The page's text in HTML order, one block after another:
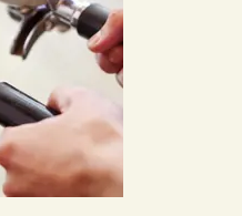
italiana
una macinatura
Le macchine da caffè a
medio-fine
o slow coffee
piuttosto grossa.
di caffè, si usano 7
in grani, ma si può
propri gusti.